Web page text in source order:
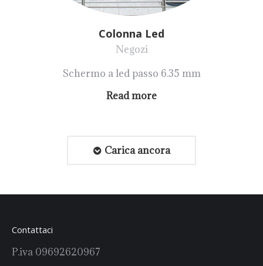
Colonna Led
Negozi
Schermo a led passo 6.35 mm
Read more
Carica ancora
Contattaci
P.iva 09692620967